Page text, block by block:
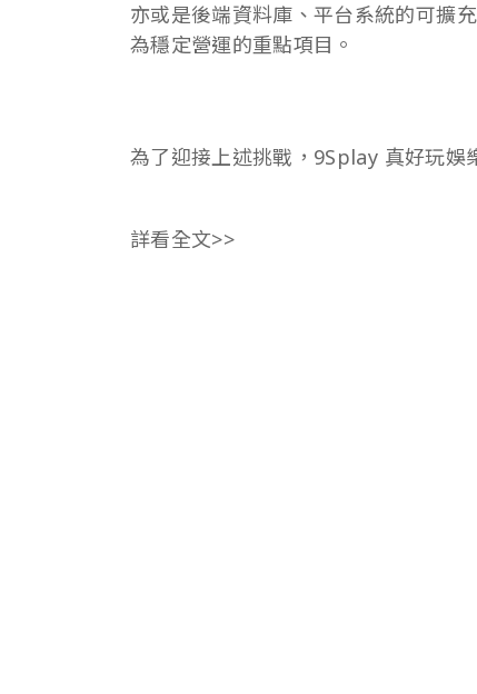
亦或是後端資料庫、平台系統的可擴
為穩定營運的重點項目。
為了迎接上述挑戰，9Splay 真好玩
詳看全文>>